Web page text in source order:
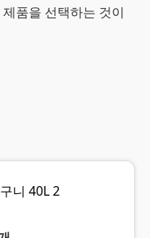
품을 선택하는 것이